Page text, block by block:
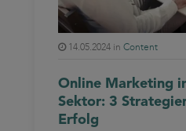
14.05.2024 in Content
Online Marketing
Sektor: 3
Erfolg